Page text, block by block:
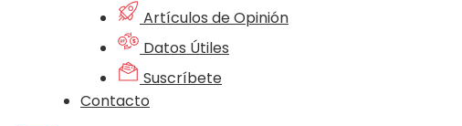
Artículos de Opinión
Datos Útiles
Suscríbete
Contacto